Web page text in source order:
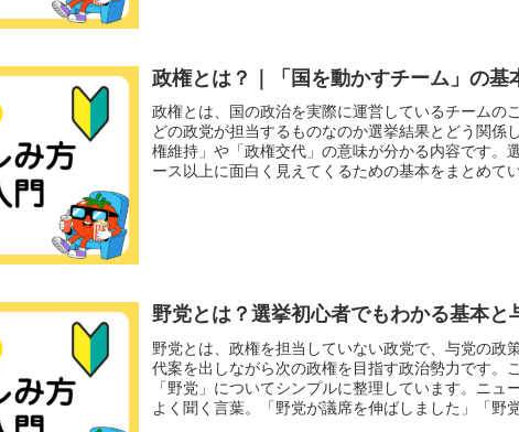
政権とは？｜「国を動かすチーム」の基
政権とは、国の政治を実際に運営しているチームの
どの政党が担当するものなのか選挙結果とどう関係
権維持」や「政権交代」の意味が分かる内容です。
ース以上に面白く見えてくるための基本をまとめて
野党とは？選挙初心者でもわかる基本と
野党とは、政権を担当していない政党で、与党の政
代案を出しながら次の政権を目指す政治勢力です。
「野党」についてシンプルに整理しています。ニュ
よく聞く言葉。「野党が議席を伸ばしました」「野